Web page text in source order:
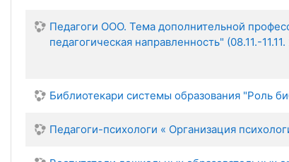
Педагоги ООО. Тема дополнительной
педагогическая направленность" (08.11.-11.11.
Библиотекари системы образования "Роль
Педагоги-психологи « Организация